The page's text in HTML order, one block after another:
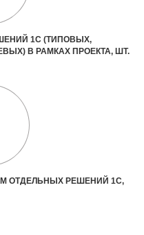
1С (ТИПОВЫХ,
В РАМКАХ ПРОЕКТА, ШТ.
ОТДЕЛЬНЫХ РЕШЕНИЙ 1С,